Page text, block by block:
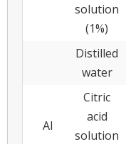
solution
(1%)
Distilled
water
Al
Citric
acid
solution